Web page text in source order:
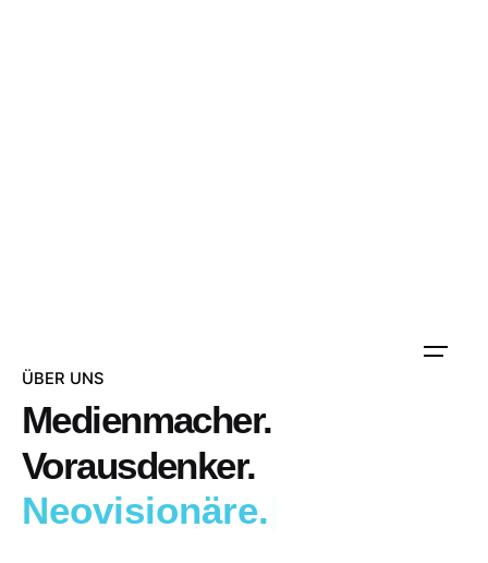
ÜBER UNS
Medienmacher.
Vorausdenker.
Neovisionäre.